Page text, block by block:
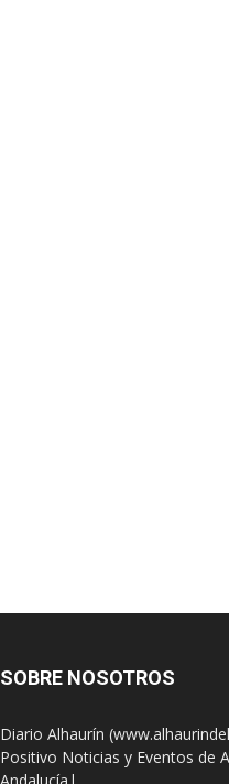
SOBRE NOSOTROS
Diario Alhaurín
Positivo Noticias y Eventos de
Andalucía|